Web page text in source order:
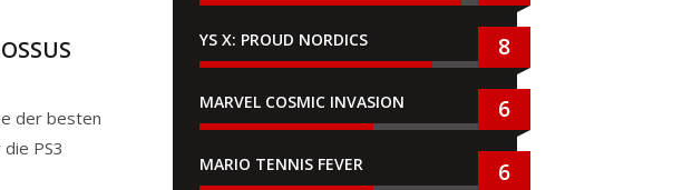
der besten
PS3
YS X: PROUD NORDICS 8
MARVEL COSMIC INVASION 6
MARIO TENNIS FEVER 6